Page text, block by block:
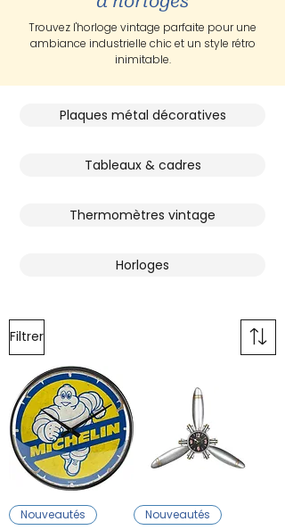
Trouvez l'horloge vintage parfaite pour une
ambiance industrielle chic et un style rétro
inimitable.
Plaques métal décoratives
Tableaux & cadres
Thermomètres vintage
Horloges
Filtrer
Nouveautés Nouveautés